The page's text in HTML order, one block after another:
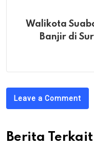
Walikota
Banjir di
Leave a Comment
Berita Terkait